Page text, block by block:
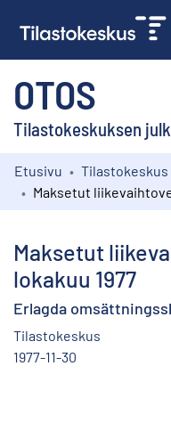
OTOS
Tilastokeskuksen
Kokoelmat
Etusivu Tilastokeskus
Maksetut
lokakuu 1977
Erlagda
Tilastokeskus
1977-11-30